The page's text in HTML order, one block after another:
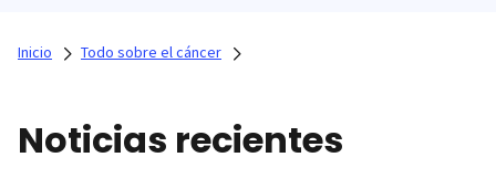
Inicio Todo sobre el cáncer
Noticias recientes